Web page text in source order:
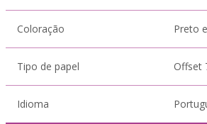
Coloração Preto
Tipo de papel Offset
Idioma